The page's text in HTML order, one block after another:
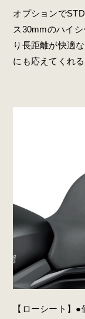
オプションで
ス30mmのハイ
り長距離が快適
にも応えてくれ
【ローシート】